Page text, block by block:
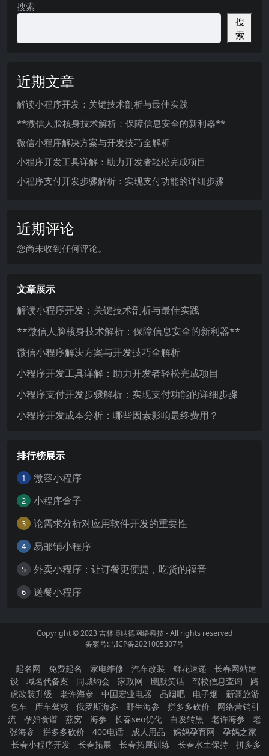
搜索
搜
索
近期文章
解读小程序开发：关键技术剖析与最佳实践
**微信人脸核身技术解析：保障信息安全的新利器**
微信小程序解决方案与开发技巧全解析
小程序开发工具详解：助力开发者轻松完成项目
小程序支付开发步骤解析：实现支付功能的详细步骤
近期评论
您尚未收到任何评论。
文章展示
解读小程序开发：关键技术剖析与最佳实践
**微信人脸核身技术解析：保障信息安全的新利器**
微信小程序解决方案与开发技巧全解析
小程序开发工具详解：助力开发者轻松完成项目
小程序支付开发步骤解析：实现支付功能的详细步骤
小程序开发成本分析：哪些因素影响最终费用？
排行榜展示
1 微容小程序
2 小程序盒子
3 论需求分析对应用软件开发的重要性
4 易邮铺小程序
5 外卖小程序：让订餐更便捷，吃货的福音
6 送餐小程序
Copyright © 2023吉林博纳德网络科技- All rights reserved
备案号:吉ICP备2021005307号
起名网 免费起名 家电维修 汽车改装 鲜花速递
长春网站建
设
域名代备案 同城约会 家政网 幽默笑话 驾校信息查询
路
虎改装升级
老许海参 中国宏业电器 品烟吧 电子烟
新疆旅游
包车
库车驾校 俄罗斯海参 野生海参 拼多多砍价
网络营销引
流
孕妇食谱 燕窝 海参 长春seo优化 白发转黑 老许海参
老
张海参
拼多多砍价 400电话 成人用品 妈妈孕育网
孕妈之家
长春小程序开发
长春拓展 长春拓展训练 长春水土保持
拼多多